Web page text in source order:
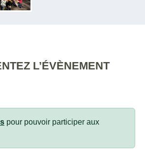
L’ÉVÈNEMENT
pour pouvoir participer aux